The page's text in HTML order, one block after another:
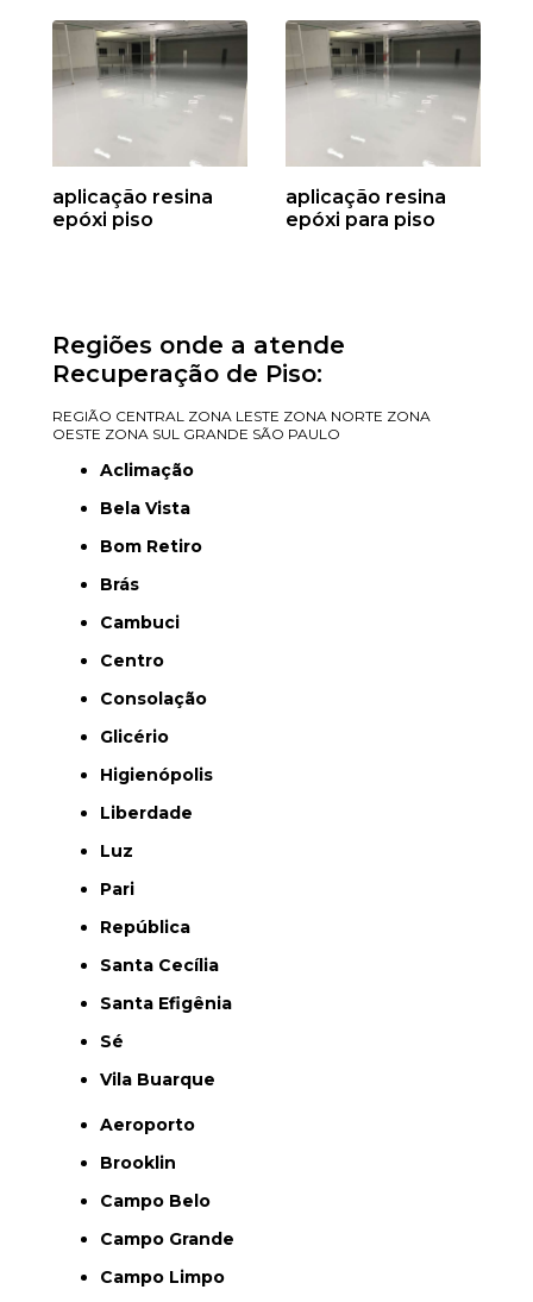
aplicação resina
epóxi piso
aplicação resina
epóxi para piso
Regiões onde a atende
Recuperação de Piso:
REGIÃO CENTRAL ZONA LESTE ZONA NORTE ZONA
OESTE ZONA SUL GRANDE SÃO PAULO
Aclimação
Bela Vista
Bom Retiro
Brás
Cambuci
Centro
Consolação
Glicério
Higienópolis
Liberdade
Luz
Pari
República
Santa Cecília
Santa Efigênia
Sé
Vila Buarque
Aeroporto
Brooklin
Campo Belo
Campo Grande
Campo Limpo